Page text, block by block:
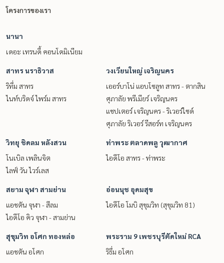
โครงการของเรา
นานา
เดอะ เทรนดี้ คอนโดมิเนียม
สาทร นราธิวาส
ริทึ่ม สาทร
ไนท์บริดจ์ ไพร์ม สาทร
วงเวียนใหญ่ เจริญนคร
เออร์บาโน่ แอบโซลูท สาทร - ตากสิน
ศุภาลัย พรีเมียร์ เจริญนคร
แชปเตอร์ เจริญนคร - ริเวอร์ไซด์
ศุภาลัย ริเวอร์ รีสอร์ท เจริญนคร
วิทยุ ชิดลม หลังสวน
โนเบิล เพลินจิต
ไลฟ์ วัน ไวร์เลส
ท่าพระ ตลาดพลู วุฒากาศ
ไอดีโอ สาทร - ท่าพระ
สยาม จุฬา สามย่าน
แอชตัน จุฬา - สีลม
ไอดีโอ คิว จุฬา - สามย่าน
อ่อนนุช อุดมสุข
ไอดีโอ โมบิ สุขุมวิท (สุขุมวิท 81)
สุขุมวิท อโศก ทองหล่อ
แอชตัน อโศก
พระราม 9 เพชรบุรีตัดใหม่ RCA
ริธึ่ม อโศก